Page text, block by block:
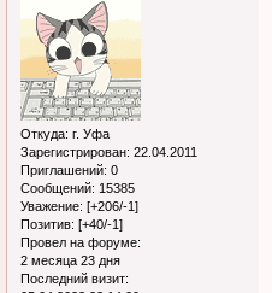
Откуда: г. Уфа
Зарегистрирован: 22.04.2011
Приглашений: 0
Сообщений: 15385
Уважение: [+206/-1]
Позитив: [+40/-1]
Провел на форуме:
2 месяца 23 дня
Последний визит: